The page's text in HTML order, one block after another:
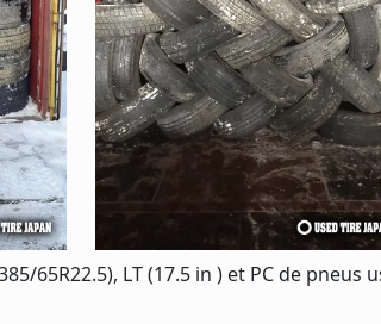
65R22.5), LT (17.5 in ) et PC de pneus